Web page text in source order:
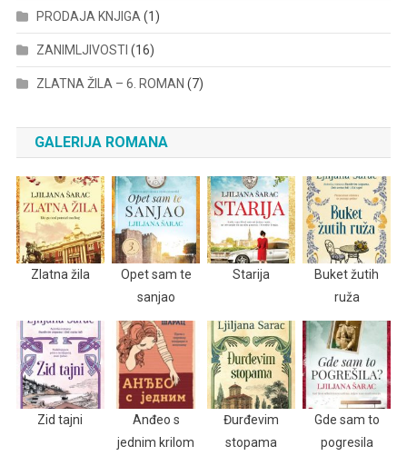
PRODAJA KNJIGA (1)
ZANIMLJIVOSTI (16)
ZLATNA ŽILA – 6. ROMAN (7)
GALERIJA ROMANA
Zlatna žila
Opet sam te
sanjao
Starija
Buket žutih
ruža
Zid tajni
Anđeo s
jednim krilom
Đurđevim
stopama
Gde sam to
pogresila